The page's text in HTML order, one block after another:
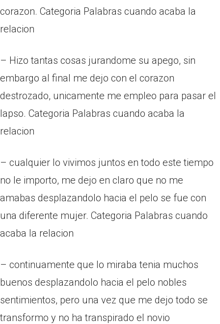
corazon. Categoria Palabras cuando acaba la
relacion
– Hizo tantas cosas jurandome su apego, sin
embargo al final me dejo con el corazon
destrozado, unicamente me empleo para pasar el
lapso. Categoria Palabras cuando acaba la
relacion
– cualquier lo vivimos juntos en todo este tiempo
no le importo, me dejo en claro que no me
amabas desplazandolo hacia el pelo se fue con
una diferente mujer. Categoria Palabras cuando
acaba la relacion
– continuamente que lo miraba tenia muchos
buenos desplazandolo hacia el pelo nobles
sentimientos, pero una vez que me dejo todo se
transformo y no ha transpirado el novio